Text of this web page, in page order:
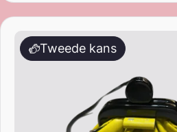
Mywalit – tasje – geel – leer
Tweede kans